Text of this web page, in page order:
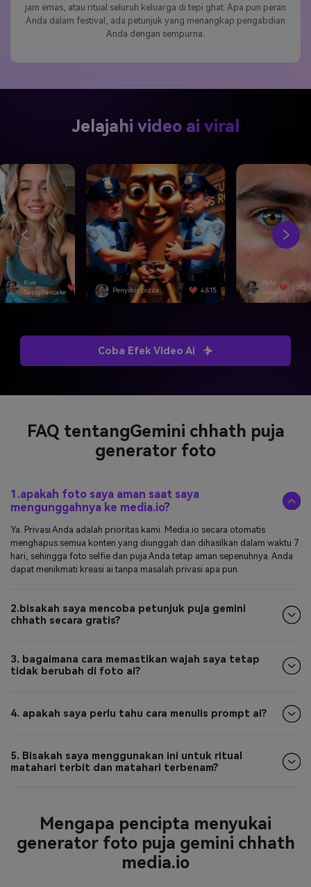
jam emas, atau ritual seluruh keluarga di tepi ghat. Apa pun peran
Anda dalam festival, ada petunjuk yang menangkap pengabdian
Anda dengan sempurna.
Jelajahi video ai viral
pizza 4,815
Byte
beku
3,092 SwiftEdge
Coba Efek Video Ai
FAQ tentangGemini chhath puja
generator foto
1.apakah foto saya aman saat saya
mengunggahnya ke media.io?
Ya. Privasi Anda adalah prioritas kami. Media.io secara otomatis
menghapus semua konten yang diunggah dan dihasilkan dalam waktu 7
hari, sehingga foto selfie dan puja Anda tetap aman sepenuhnya. Anda
dapat menikmati kreasi ai tanpa masalah privasi apa pun.
2.bisakah saya mencoba petunjuk puja gemini
chhath secara gratis?
3. bagaimana cara memastikan wajah saya tetap
tidak berubah di foto ai?
4. apakah saya perlu tahu cara menulis prompt ai?
5. Bisakah saya menggunakan ini untuk ritual
matahari terbit dan matahari terbenam?
Mengapa pencipta menyukai
generator foto puja gemini chhath
media.io